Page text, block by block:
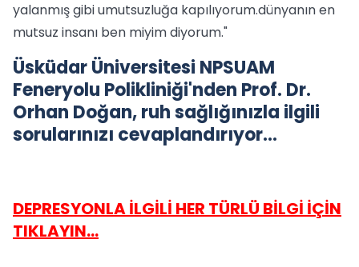
yalanmış gibi umutsuzluğa kapılıyorum.dünyanın en
mutsuz insanı ben miyim diyorum."
Üsküdar Üniversitesi NPSUAM
Feneryolu Polikliniği'nden Prof. Dr.
Orhan Doğan, ruh sağlığınızla ilgili
sorularınızı cevaplandırıyor…
DEPRESYONLA İLGİLİ HER TÜRLÜ BİLGİ İÇİN
TIKLAYIN...